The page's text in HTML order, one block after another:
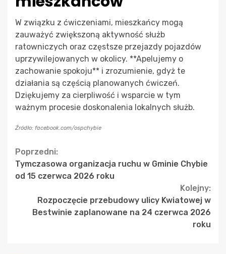
W związku z ćwiczeniami, mieszkańcy mogą
zauważyć zwiększoną aktywność służb
ratowniczych oraz częstsze przejazdy pojazdów
uprzywilejowanych w okolicy. **Apelujemy o
zachowanie spokoju** i zrozumienie, gdyż te
działania są częścią planowanych ćwiczeń.
Dziękujemy za cierpliwość i wsparcie w tym
ważnym procesie doskonalenia lokalnych służb.
Źródło: facebook.com/ospchybie
Continue
Reading
Poprzedni:
Tymczasowa organizacja ruchu w Gminie Chybie
od 15 czerwca 2026 roku
Kolejny:
Rozpoczęcie przebudowy ulicy Kwiatowej w
Bestwinie zaplanowane na 24 czerwca 2026
roku